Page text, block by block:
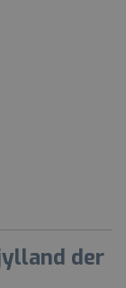
der